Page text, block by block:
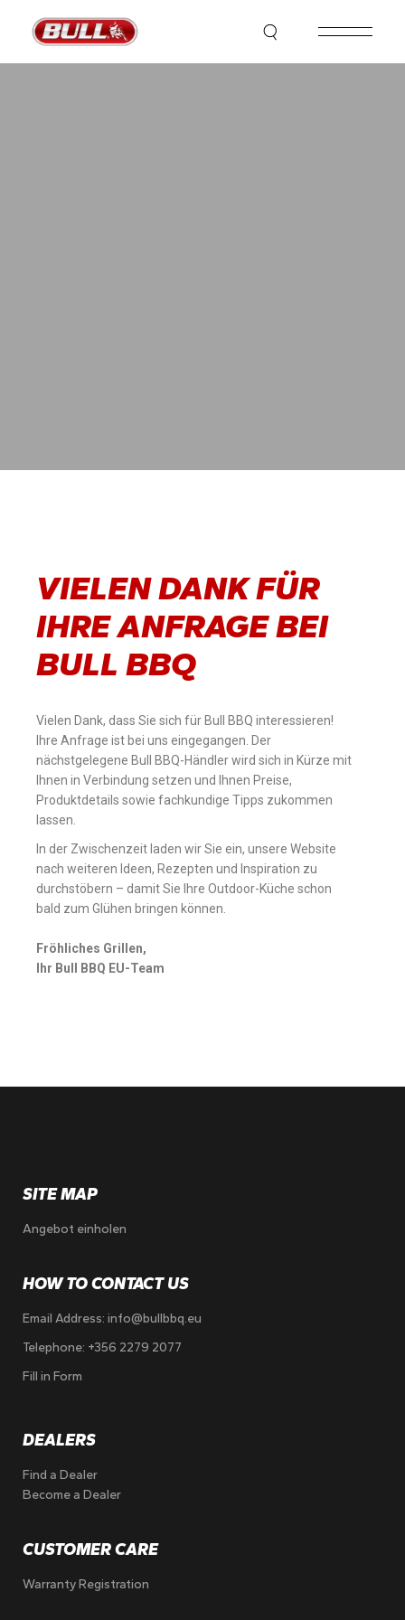
VIELEN DANK FÜR
IHRE ANFRAGE BEI
BULL BBQ
Vielen Dank, dass Sie sich für Bull BBQ interessieren!
Ihre Anfrage ist bei uns eingegangen. Der
nächstgelegene Bull BBQ-Händler wird sich in Kürze mit
Ihnen in Verbindung setzen und Ihnen Preise,
Produktdetails sowie fachkundige Tipps zukommen
lassen.
In der Zwischenzeit laden wir Sie ein, unsere Website
nach weiteren Ideen, Rezepten und Inspiration zu
durchstöbern – damit Sie Ihre Outdoor-Küche schon
bald zum Glühen bringen können.
Fröhliches Grillen,
Ihr Bull BBQ EU-Team
SITE MAP
Angebot einholen
HOW TO CONTACT US
Email Address:info@bullbbq.eu
Telephone: +356 2279 2077
Fill in Form
DEALERS
Find a Dealer
Become a Dealer
CUSTOMER CARE
Warranty Registration
Subscribe to
our Newsletter!
Get tips, offers& video recipesfrom our chef!
Email